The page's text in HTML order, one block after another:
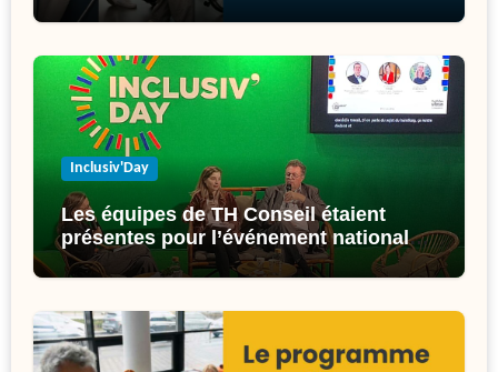
Inclusiv'Day
Les équipes de TH Conseil étaient
présentes pour l’événement national
de l’inclusion : l’Inclusiv’Day !